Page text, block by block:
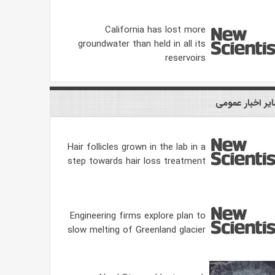
California has lost more
groundwater than held in all its
reservoirs
اخبار عمومی
Hair follicles grown in the lab in a
step towards hair loss treatment
Engineering firms explore plan to
slow melting of Greenland glacier